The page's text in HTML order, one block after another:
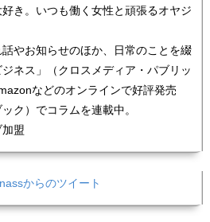
き。いつも働く女性と頑張るオヤジ
やお知らせのほか、日常のことを綴
ネス」（クロスメディア・パブリッ
などのオンラインで好評発売
ク）でコラムを連載中。
盟
からのツイート